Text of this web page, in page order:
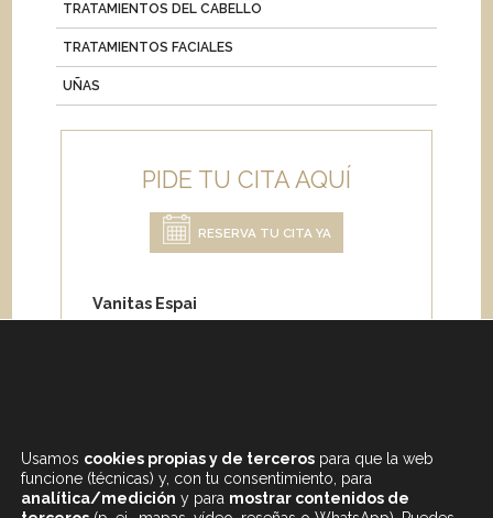
TRATAMIENTOS DEL CABELLO
TRATAMIENTOS FACIALES
UÑAS
PIDE TU CITA AQUÍ
RESERVA TU CITA YA
Vanitas Espai
Carrer de Paris 204
Usamos cookies propias y de terceros para que la web
funcione (técnicas) y, con tu consentimiento, para
analítica/medición y para mostrar contenidos de